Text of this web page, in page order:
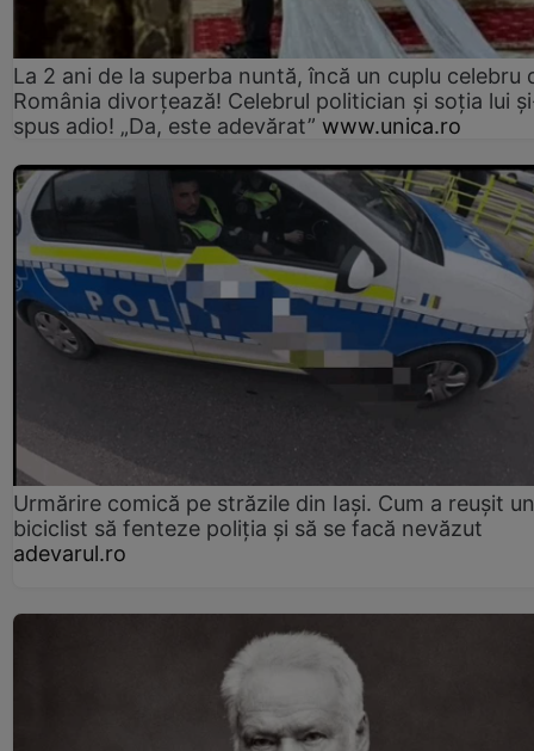
La 2 ani de la superba nuntă, încă un cuplu celebru
România divorțează! Celebrul politician și soția lui
spus adio! „Da, este adevărat” www.unica.ro
Urmărire comică pe străzile din Iași. Cum a reușit un
biciclist să fenteze poliția și să se facă nevăzut
adevarul.ro